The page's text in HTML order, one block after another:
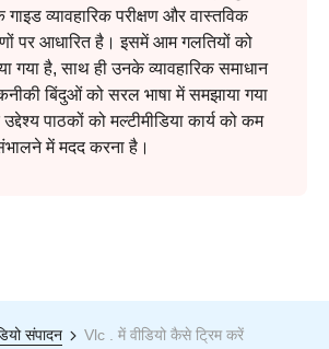
व्यावहारिक परीक्षण और वास्तविक
पर आधारित है। इसमें आम गलतियों को
गया है, साथ ही उनके व्यावहारिक समाधान
बिंदुओं को सरल भाषा में समझाया गया
पाठकों को मल्टीमीडिया कार्य को कम
में मदद करना है।
संपादन Vlc . में वीडियो कैसे ट्रिम करें